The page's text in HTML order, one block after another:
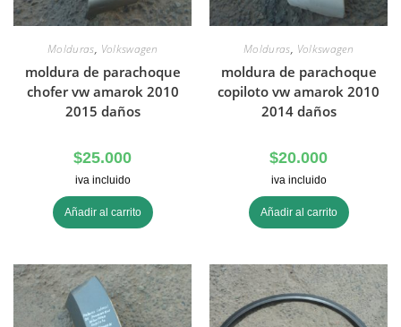
Molduras, Volkswagen
moldura de parachoque
chofer vw amarok 2010
2015 daños
$25.000
iva incluido
Añadir al carrito
Molduras, Volkswagen
moldura de parachoque
copiloto vw amarok 2010
2014 daños
$20.000
iva incluido
Añadir al carrito